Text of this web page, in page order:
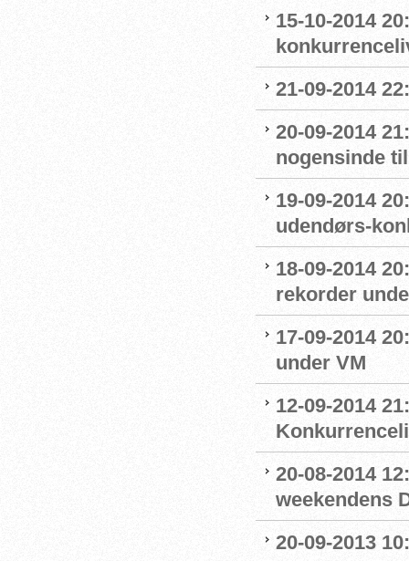
15-10-2014
21-09-2014
20-09-2014
nogensinde
19-09-2014
udendørs-
18-09-2014
rekorder
17-09-2014
under VM
12-09-2014
20-08-2014
weekendens
20-09-2013